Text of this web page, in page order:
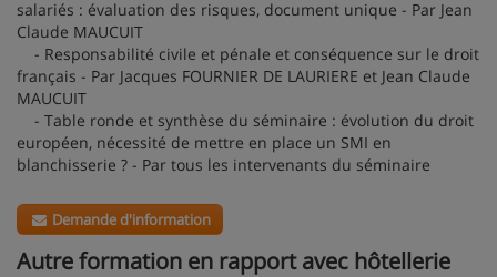
salariés : évaluation des risques, document unique - Par Jean
Claude MAUCUIT
- Responsabilité civile et pénale et conséquence sur le droit
français - Par Jacques FOURNIER DE LAURIERE et Jean Claude
MAUCUIT
- Table ronde et synthèse du séminaire : évolution du droit
européen, nécessité de mettre en place un SMI en
blanchisserie ? - Par tous les intervenants du séminaire
Demande d'information
Autre formation en rapport avec hôtellerie